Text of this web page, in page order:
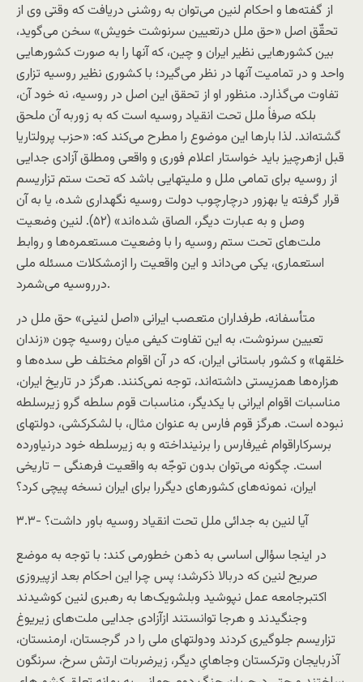
از گفته‌ها و احکام لنين می‌توان به روشنی دريافت که وقتی وی از
تحقّق اصل «حق ملل درتعيين سرنوشت خويش» سخن می‌گويد،
بين کشورهايی نظير ايران و چين، که آنها را به صورت کشورهايی
واحد و در تماميت آنها در نظر می‌گيرد؛ با کشوری نظير روسيه تزاری
تفاوت می‌گذارد. منظور او از تحقق اين اصل در روسيه، نه خود آن،
بلکه صرفاً ملل تحت انقياد روسيه است که به زوربه آن ملحق
گشته‌اند. لذا بارها اين موضوع را مطرح می‌کند که: «حزب پرولتاريا
قبل ازهرچيز بايد خواستار اعلام فوری و واقعی ومطلق آزادی جدايی
از روسيه برای تمامی ملل و مليتهايی باشد که تحت ستم تزاريسم
قرار گرفته يا بهزور درچارچوب دولت روسيه نگهداری شده، يا به آن
وصل و به عبارت ديگر، الصاق شده‌اند» (۵۲). لنين وضعيت
ملت‌های تحت ستم روسيه را با وضعيت مستعمره‌ها و روابط
استعماری، يکی می‌داند و اين واقعيت را ازمشکلات مسئله ملی
درروسيه می‌شمرد.
متأسفانه، طرفداران متعصب ايرانی «اصل لنينی» حق ملل در
تعيين سرنوشت، به اين تفاوت کيفی ميان روسيه چون «زندان
خلقها» و کشور باستانی ايران، که در آن اقوام مختلف طی سده‌ها و
هزاره‌ها همزيستی داشته‌اند، توجه نمی‌کنند. هرگز در تاريخ ايران،
مناسبات اقوام ايرانی با يکديگر، مناسبات قوم سلطه گرو زيرسلطه
نبوده است. هرگز قوم فارس به عنوان مثال، با لشکرکشی، دولتهای
برسرکاراقوام غيرفارس را برنينداخته و به زيرسلطه خود درنياورده
است. چگونه می‌توان بدون توجّه به واقعيت فرهنگی – تاريخی
ايران، نمونه‌های کشورهای ديگررا برای ايران نسخه پيچی کرد؟
۳.۳- آيا لنين به جدائی ملل تحت انقياد روسيه باور داشت؟
در اينجا سؤالی اساسی به ذهن خطورمی کند: با توجه به موضع
صريح لنین که دربالا ذکرشد؛ پس چرا اين احکام بعد ازپيروزی
اکتبرجامعه عمل نپوشيد وبلشويک‌ها به رهبری لنين کوشيدند
وجنگيدند و هرجا توانستند ازآزادی جدايی ملت‌های زيريوغ
تزاريسم جلوگيری کردند ودولتهای ملی را در گرجستان، ارمنستان،
آذربايجان وترکستان وجاهایِ دیگر، زیرضربات ارتش سرخ، سرنگون